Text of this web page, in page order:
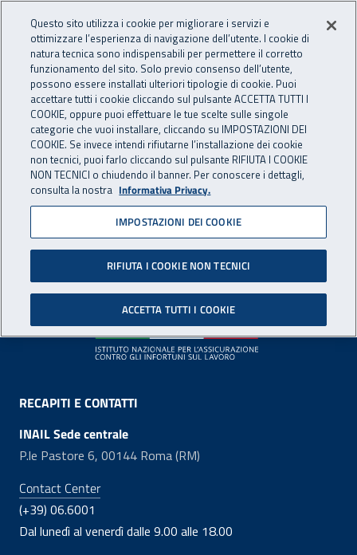
INAIL - Istituto Nazionale
Apri cerca
Navigazione principale
Pagina non disponibile
Il contenuto non è stato trovato. Per continuare la
navigazione è possibile ritornare alla
Footer
RECAPITI E CONTATTI
INAIL Sede centrale
P.le Pastore 6, 00144 Roma (RM)
Contact Center
(+39) 06.6001
Dal lunedì al venerdì dalle 9.00 alle 18.00
Questo sito utilizza i cookie per migliorare i servizi e
ottimizzare l’esperienza di navigazione dell’utente. I cookie di
natura tecnica sono indispensabili per permettere il corretto
funzionamento del sito. Solo previo consenso dell’utente,
possono essere installati ulteriori tipologie di cookie. Puoi
accettare tutti i cookie cliccando sul pulsante ACCETTA TUTTI I
COOKIE, oppure puoi effettuare le tue scelte sulle singole
categorie che vuoi installare, cliccando su IMPOSTAZIONI DEI
COOKIE. Se invece intendi rifiutarne l’installazione dei cookie
non tecnici, puoi farlo cliccando sul pulsante RIFIUTA I COOKIE
NON TECNICI o chiudendo il banner. Per conoscere i dettagli,
consulta la nostra Informativa Privacy.
IMPOSTAZIONI DEI COOKIE
RIFIUTA I COOKIE NON TECNICI
ACCETTA TUTTI I COOKIE